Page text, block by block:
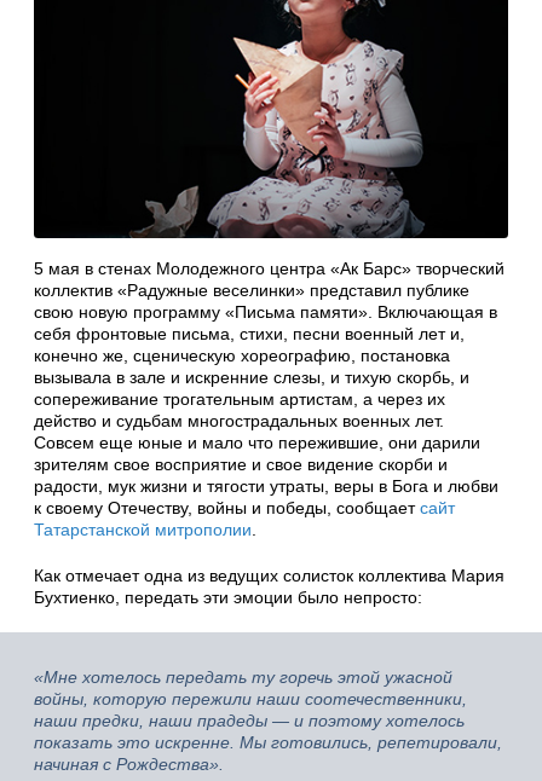
5 мая в стенах Молодежного центра «Ак Барс» творческий
коллектив «Радужные веселинки» представил публике
свою новую программу «Письма памяти». Включающая в
себя фронтовые письма, стихи, песни военный лет и,
конечно же, сценическую хореографию, постановка
вызывала в зале и искренние слезы, и тихую скорбь, и
сопереживание трогательным артистам, а через их
действо и судьбам многострадальных военных лет.
Совсем еще юные и мало что пережившие, они дарили
зрителям свое восприятие и свое видение скорби и
радости, мук жизни и тягости утраты, веры в Бога и любви
к своему Отечеству, войны и победы, сообщаетсайт
Татарстанской митрополии.
Как отмечает одна из ведущих солисток коллектива Мария
Бухтиенко, передать эти эмоции было непросто:
«Мне хотелось передать ту горечь этой ужасной
войны, которую пережили наши соотечественники,
наши предки, наши прадеды — и поэтому хотелось
показать это искренне. Мы готовились, репетировали,
начиная с Рождества».